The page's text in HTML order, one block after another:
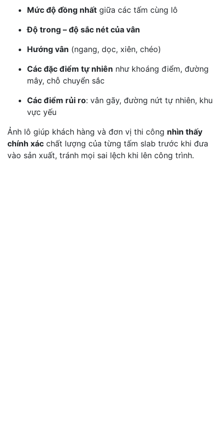
Mức độ đồng nhất giữa các tấm cùng lô
Độ trong – độ sắc nét của vân
Hướng vân (ngang, dọc, xiên, chéo)
Các đặc điểm tự nhiên như khoáng điểm, đường
mây, chỗ chuyển sắc
Các điểm rủi ro: vân gãy, đường nứt tự nhiên, khu
vực yếu
Ảnh lô giúp khách hàng và đơn vị thi công nhìn thấy
chính xác chất lượng của từng tấm slab trước khi đưa
vào sản xuất, tránh mọi sai lệch khi lên công trình.